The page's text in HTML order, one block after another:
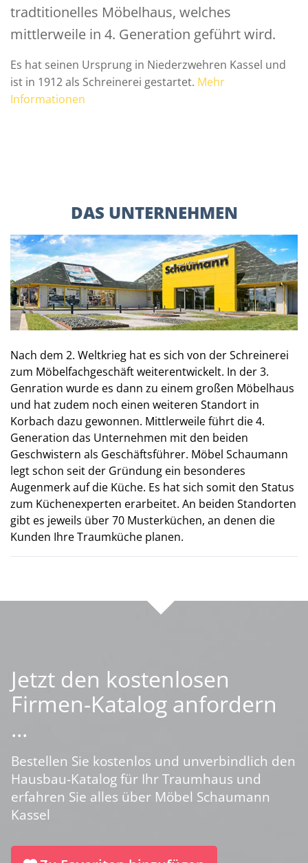
tradtitionelles Möbelhaus, welches
mittlerweile in 4. Generation geführt wird.
Es hat seinen Ursprung in Niederzwehren Kassel und
ist in 1912 als Schreinerei gestartet. Mehr
Informationen
DAS UNTERNEHMEN
Nach dem 2. Weltkrieg hat es sich von der Schreinerei
zum Möbelfachgeschäft weiterentwickelt. In der 3.
Genration wurde es dann zu einem großen Möbelhaus
und hat zudem noch einen weiteren Standort in
Korbach dazu gewonnen. Mittlerweile führt die 4.
Generation das Unternehmen mit den beiden
Geschwistern als Geschäftsführer. Möbel Schaumann
legt schon seit der Gründung ein besonderes
Augenmerk auf die Küche. Es hat sich somit den Status
zum Küchenexperten erarbeitet. An beiden Standorten
gibt es jeweils über 70 Musterküchen, an denen die
Kunden Ihre Traumküche planen.
Jetzt den kostenlosen
Firmen-Katalog anfordern
...
Bestellen Sie kostenlos und unverbindlich den
Hausbau-Katalog für Ihr Traumhaus und
erfahren Sie alles über Möbel Schaumann
Kassel